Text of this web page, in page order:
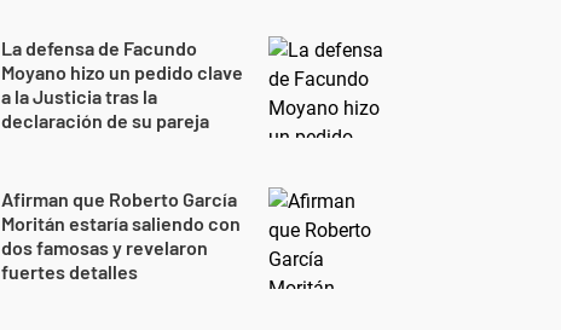
La defensa de Facundo
Moyano hizo un pedido clave
a la Justicia tras la
declaración de su pareja
Afirman que Roberto García
Moritán estaría saliendo con
dos famosas y revelaron
fuertes detalles